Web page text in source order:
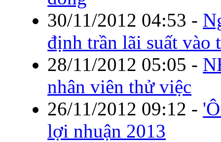
30/11/2012 04:53 -
định trần lãi suất vào
28/11/2012 05:05 -
nhân viên thử việc
26/11/2012 09:12 -
lợi nhuận 2013